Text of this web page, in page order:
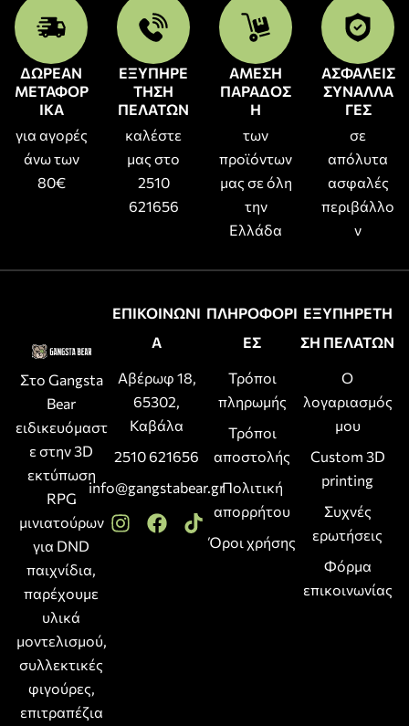
ΔΩΡΕΑΝ
ΜΕΤΑΦΟΡ
ΙΚΑ
για αγορές
άνω των
80€
ΕΞΥΠΗΡΕ
ΤΗΣΗ
ΠΕΛΑΤΩΝ
καλέστε
μας στο
2510
621656
ΑΜΕΣΗ
ΠΑΡΑΔΟΣ
Η
των
προϊόντων
μας σε όλη
την
Ελλάδα
ΑΣΦΑΛΕΙΣ
ΣΥΝΑΛΛΑ
ΓΕΣ
σε
απόλυτα
ασφαλές
περιβάλλο
ν
Στο Gangsta
Bear
ειδικευόμαστ
ε στην 3D
εκτύπωση
RPG
μινιατούρων
για DND
παιχνίδια,
παρέχουμε
υλικά
μοντελισμού,
συλλεκτικές
φιγούρες,
επιτραπέζια
ΕΠΙΚΟΙΝΩΝΙ
Α
Αβέρωφ 18,
65302,
Καβάλα
2510 621656
info@gangstabear.gr
ΠΛΗΡΟΦΟΡΙ
ΕΣ
Τρόποι
πληρωμής
Τρόποι
αποστολής
Πολιτική
απορρήτου
Όροι χρήσης
ΕΞΥΠΗΡΕΤΗ
ΣΗ ΠΕΛΑΤΩΝ
Ο
λογαριασμός
μου
Custom 3D
printing
Συχνές
ερωτήσεις
Φόρμα
επικοινωνίας